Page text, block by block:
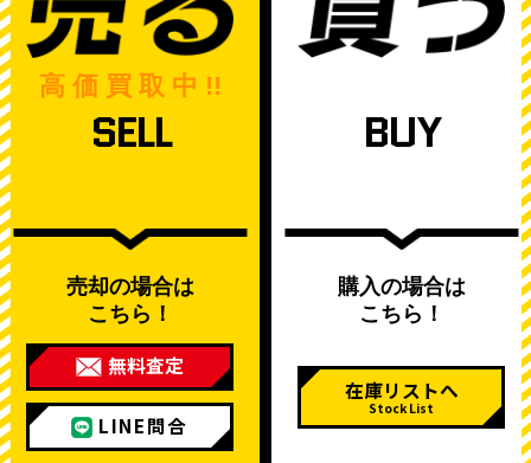
SELL
高 価 買 取 中 !!
売却の場合は
こちら！
無料査定
LINE問合
BUY
購入の場合は
こちら！
在庫リストへ
Stock List